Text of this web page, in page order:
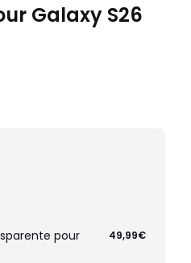
Galaxy S26
pour
49,99€